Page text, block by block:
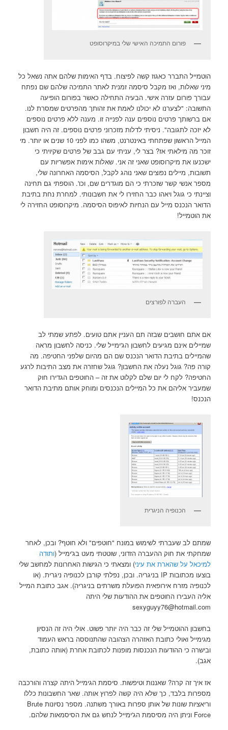
פורום התמיכה האישי שלי במיקרוסופט
הוטמייל התברר כאגוז קשה לפיצוח. בדף האימות שלהם אתה נשאל כל
מיני שאלות, ואז מקבל סיסמה זמנית לאתר התמיכה שלהם שם נפתח
עבורך פורום עזרה אישי. הבעיה התחילה כאשר בפורום הופיעה
התשובה: "לצערנו לא יכולנו לאמת את זהותך מהפרטים שמסרת לנו.
אם ברשותך פרטים נוספים ענה לפנייה זו. מענה ללא פרטים נוספים
לא יזכה לתגובה". ניסיתי לדלות מזכרוני פרטים נוספים. זה היה חשבון
המייל הראשון שפתחתי באינטרנט, משהו כמו לפני 10 שנים או יותר. מי
זוכר מה מילאתי אז? בצר לי, עניתי עם גבב של פרטים שקיויתי כי
ישכנעו את מיקרוסופט שאני זה אני. שאלות אימות אפשריות עם
תשובות, מיילים נפוצים שאני נוהג לקבל, הסיסמה האחרונה שלי,
מספר אנשי קשר שזכרתי כי הם מוגדרים שם, וכו'. הוספתי גם תחינה
וציינתי כי גוגל ויאהו כבר החזירו לי את חשבונותי. למחרת נחת בתיבת
הדואר הנכנס מייל עם הנחיות לאיפוס הסיסמה. מיקרוסופט החזירה לי
את הוטמייל!
העברה לפורצים
אם אתם חושבים שבזה תם העניין אתם טועים. לפתע שמתי לב
שמיילים אינם מגיעים לחשבון הג'ימייל שלי. כניסה לחשבון מראה
שהמיילים בתיבת הדואר הנכנס שם הם מהיום שלפני החטיפה. מה
קורה פה? גוגל נעלה את החשבון? גוגל שחזרה את מצב התיבות לרגע
החטיפה? לקח לי יום שלם לקלוט את זה – החוטפים הגדירו חוק
שמעביר אליהם את כל המיילים הנכנסים ומוחק אותם מתיבת הדואר
הנכנס!
הכנופיה הניגרית
שמתם לב שעברתי לשימוש במונח "חוטפים" ולא חוטף? ובכן, לאחר
שמחקתי את חוק ההעברה הזדוני, שוטטתי מעט בג'ימייל (ותודה
למיכאל על שהארת את עיני) ומצאתי כי הגישות האחרונות למחשב שלי
בוצעו מכתובות IP בניגריה. ובכן, נפלתי קורבן לכנופיה ניגרית. (או
לכנופיה מזרח אירופאית הפועלת משרתים בניגריה). אגב כתובת המייל
אליה העבירו החוטפים את ההודעות שלי היתה
sexyguyy76@hotmail.com
בחשבון ההוטמייל שלי זה כבר היה יותר פשוט. אולי היה זה הנסיון
מגימייל ואולי כתובת האזהרה הצהובה שהתנוססה בראש העמוד
ובישרה כי ההודעות הנכנסות מופנות לכתובת אחרת (אותה כתובת,
אגב).
אז איך זה קרה? שאננות וטיפשות. סיסמת הגימייל היתה קצרה והורכבה
מספרות בלבד, כך שלא היה קשה לפרוץ אותה. שאר החשבונות כללו
וריאציות שונות של אותן ספרות באורך משתנה. מספר נסיונות Brute
Force וניתן היה מסיסמת הג'ימייל לנחש גם את הסיסמאות שלהם.